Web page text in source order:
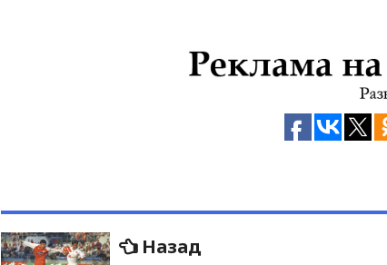
НавигацияНазад